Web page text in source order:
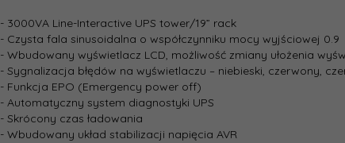
- 3000VA Line-Interactive UPS tower/19” rack
- Czysta fala sinusoidalna o współczynniku mocy wyjściowej 0.9
- Wbudowany wyświetlacz LCD, możliwość zmiany ułożenia
- Sygnalizacja błędów na wyświetlaczu – niebieski, czerwony,
- Funkcja EPO (Emergency power off)
- Automatyczny system diagnostyki UPS
- Skrócony czas ładowania
- Wbudowany układ stabilizacji napięcia AVR
(maks.):
Data Act: Link
depth: 240
Gniazda